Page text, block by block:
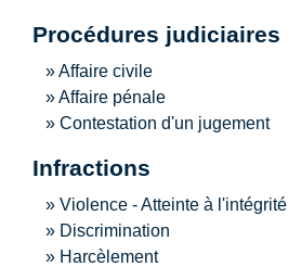
Procédures judiciaires
Affaire civile
Affaire pénale
Contestation d'un jugement
Infractions
Violence - Atteinte à l'intégrité
Discrimination
Harcèlement